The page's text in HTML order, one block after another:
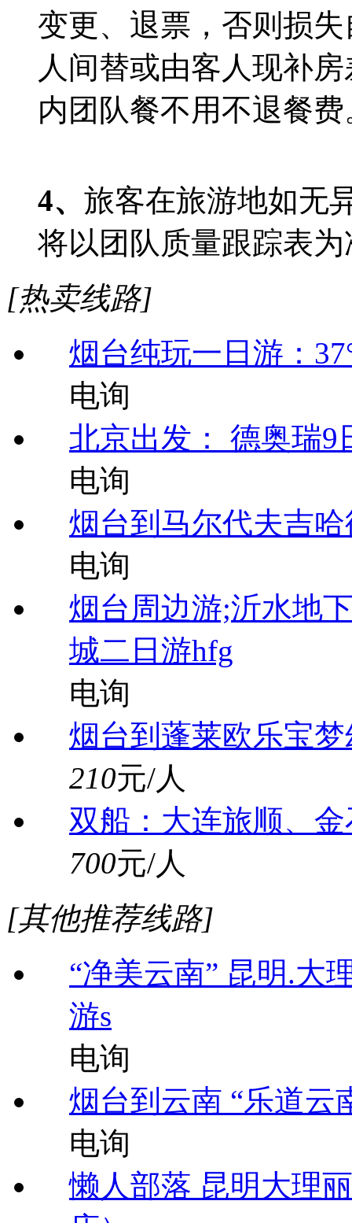
变更、退票，否则损
人间替或由客人现补
内团队餐不用不退餐费
4、 旅客在旅游地如无
将以团队质量跟踪表
[热卖线路]
烟台纯玩一日游：
电询
北京出发： 德奥瑞9
电询
烟台到马尔代夫吉
电询
烟台周边游;沂水地
城二日游hfg
电询
烟台到蓬莱欧乐宝
210元/人
双船：大连旅顺、
700元/人
[其他推荐线路]
“净美云南” 昆明.大
游s
电询
烟台到云南 “乐道云
电询
懒人部落 昆明大理